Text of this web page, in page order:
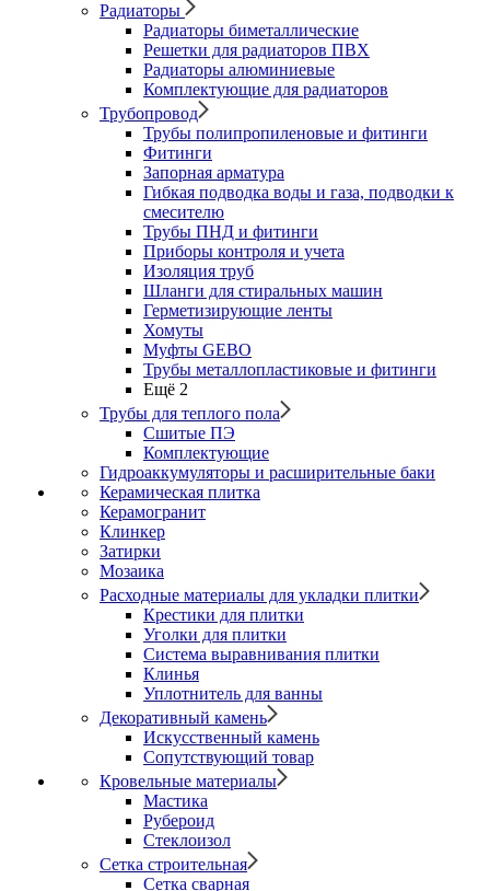
Радиаторы
Радиаторы биметаллические
Решетки для радиаторов ПВХ
Радиаторы алюминиевые
Комплектующие для радиаторов
Трубопровод
Трубы полипропиленовые и фитинги
Фитинги
Запорная арматура
Гибкая подводка воды и газа, подводки к
смесителю
Трубы ПНД и фитинги
Приборы контроля и учета
Изоляция труб
Шланги для стиральных машин
Герметизирующие ленты
Хомуты
Муфты GEBO
Трубы металлопластиковые и фитинги
Ещё 2
Трубы для теплого пола
Сшитые ПЭ
Комплектующие
Гидроаккумуляторы и расширительные баки
Керамическая плитка
Керамогранит
Клинкер
Затирки
Мозаика
Расходные материалы для укладки плитки
Крестики для плитки
Уголки для плитки
Система выравнивания плитки
Клинья
Уплотнитель для ванны
Декоративный камень
Искусственный камень
Сопутствующий товар
Кровельные материалы
Мастика
Рубероид
Стеклоизол
Сетка строительная
Сетка сварная